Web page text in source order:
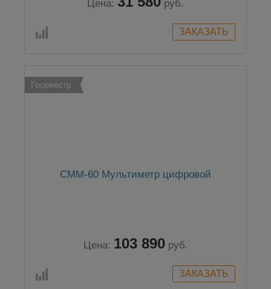
Цена: руб.
Госреестр
CMM-60 Мультиметр цифровой
Цена: 103 890 руб.